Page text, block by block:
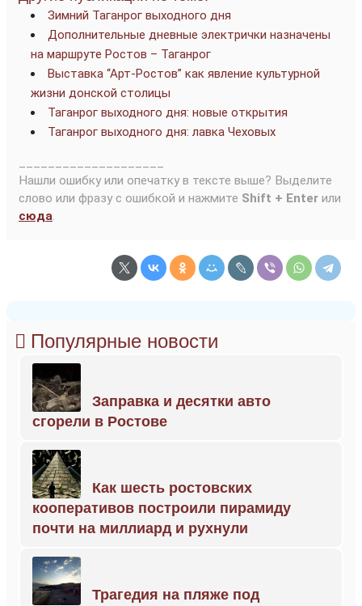
Зимний Таганрог выходного дня
Дополнительные дневные электрички назначены
на маршруте Ростов – Таганрог
Выставка “Арт-Ростов” как явление культурной
жизни донской столицы
Таганрог выходного дня: новые открытия
Таганрог выходного дня: лавка Чеховых
Нашли ошибку или опечатку в тексте выше? Выделите
слово или фразу с ошибкой и нажмите Shift + Enter или
сюда.
Популярные новости
Заправка и десятки авто
сгорели в Ростове
Как шесть ростовских
кооперативов построили пирамиду
почти на миллиард и рухнули
Трагедия на пляже под